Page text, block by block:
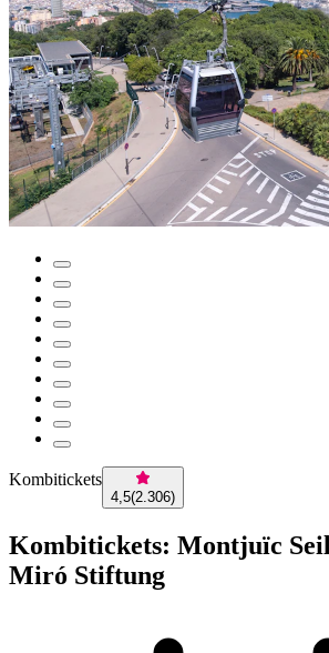
Kombitickets
4,5(2.306)
Kombitickets: Montjuïc
Miró Stiftung